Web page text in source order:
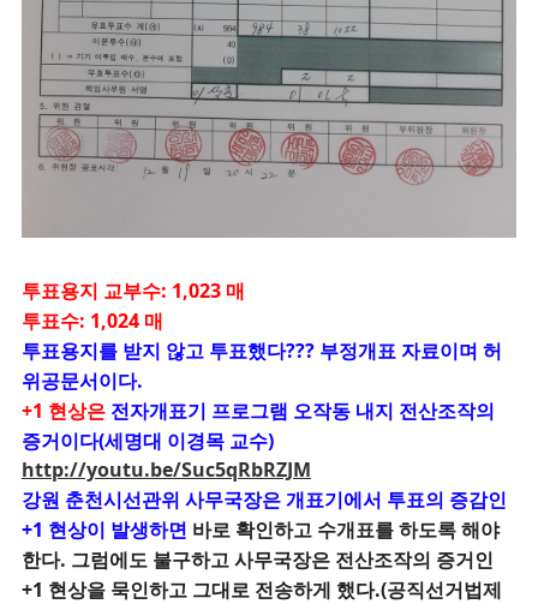
투표용지 교부수: 1,023 매
투표수: 1,024 매
투표용지를 받지 않고 투표했다??? 부정개표 자료이며 허
위공문서이다.
+1 현상은 전자개표기 프로그램 오작동 내지 전산조작의
증거이다(세명대 이경목 교수)
http://youtu.be/Suc5qRbRZJM
강원 춘천시선관위 사무국장은 개표기에서 투표의 증감인
+1 현상이 발생하면 바로 확인하고 수개표를 하도록 해야
한다. 그럼에도 불구하고 사무국장은 전산조작의 증거인
+1 현상을 묵인하고 그대로 전송하게 했다.(공직선거법제